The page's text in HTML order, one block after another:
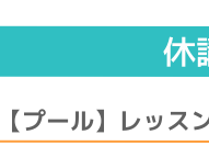
休
【プール】レッ